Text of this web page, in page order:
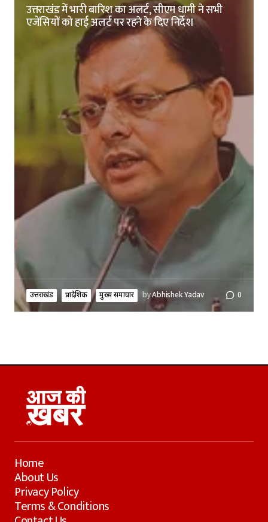
उत्तराखंड में भारी बारिश का अलर्ट, सीएम धामी ने सभी
एजेंसियों को हाई अलर्ट पर रहने के दिए निर्देश
उत्तराखंड प्रादेशिक मुख्य समाचार byAbhishek Yadav 0
Home
About Us
Privacy Policy
Terms & Conditions